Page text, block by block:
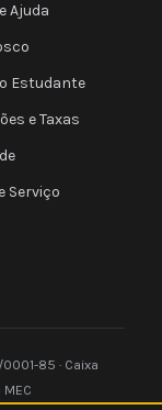
Ajuda
Estudante
e Taxas
Serviço
85 · Caixa